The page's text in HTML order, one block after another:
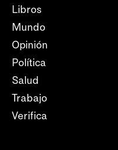
Libros
Mundo
Opinión
Política
Salud
Trabajo
Verifica